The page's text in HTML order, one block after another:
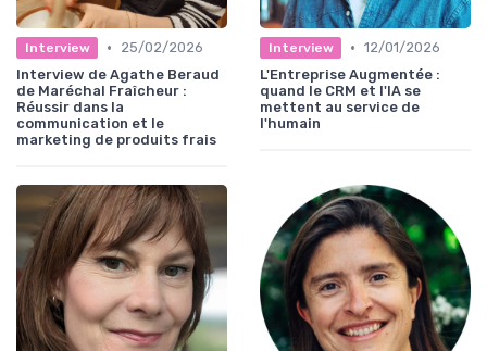
Interview •
25/02/2026
Interview de Agathe Beraud
de Maréchal Fraîcheur :
Réussir dans la
communication et le
marketing de produits frais
Interview • 12/01/2026
L'Entreprise Augmentée :
quand le CRM et l'IA se
mettent au service de
l'humain